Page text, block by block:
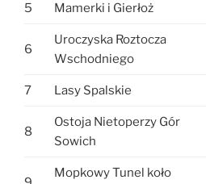
5 Mamerki i Gierłoż
6
Uroczyska Roztocza
Wschodniego
7 Lasy Spalskie
8
Ostoja Nietoperzy Gór
Sowich
Mopkowy Tunel koło